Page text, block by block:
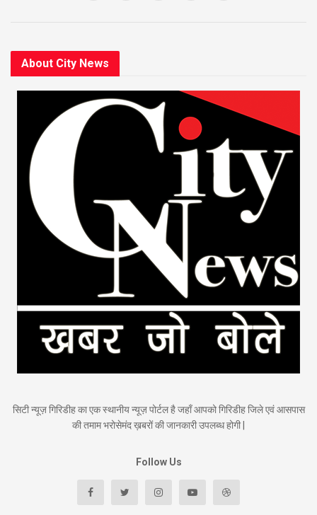
About City News
सिटी न्यूज़ गिरिडीह का एक स्थानीय न्यूज़ पोर्टल है जहाँ आपको गिरिडीह जिले एवं आसपास
की तमाम भरोसेमंद ख़बरों की जानकारी उपलब्ध होगी |
Follow Us